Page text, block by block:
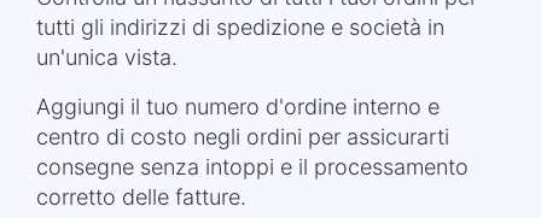
tutti gli indirizzi di spedizione e società in
un'unica vista.
Aggiungi il tuo numero d'ordine interno e
centro di costo negli ordini per assicurarti
consegne senza intoppi e il processamento
corretto delle fatture.